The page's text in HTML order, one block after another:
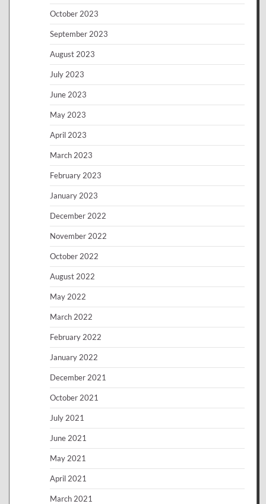
October 2023
September 2023
August 2023
July 2023
June 2023
May 2023
April 2023
March 2023
February 2023
January 2023
December 2022
November 2022
October 2022
August 2022
May 2022
March 2022
February 2022
January 2022
December 2021
October 2021
July 2021
June 2021
May 2021
April 2021
March 2021